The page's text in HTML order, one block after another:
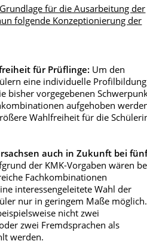
für die Ausarbeitung der
folgende Konzeptionierung der
für Prüflinge: Um den
eine individuelle
bisher vorgegebenen
aufgehoben
Wahlfreiheit für die
auch in Zukunft bei
der KMK-Vorgaben wären
Fachkombinationen
interessengeleitete Wahl der
nur in geringem Maße möglich.
nicht zwei
zwei Fremdsprachen als
werden.